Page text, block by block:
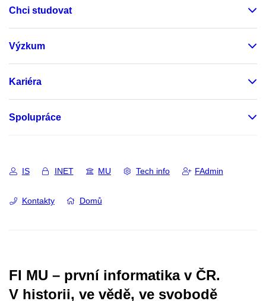
Chci studovat
Výzkum
Kariéra
Spolupráce
IS INET MU Tech info FAdmin
Kontakty Domů
FI MU – první informatika v ČR.
V historii, ve vědě, ve svobodě